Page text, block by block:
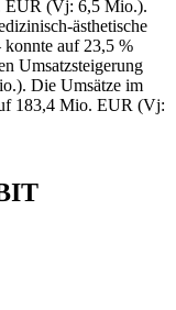
EUR (Vj: 6,5 Mio.).
ästhetische
konnte auf 23,5 %
Umsatzsteigerung
Die Umsätze im
183,4 Mio. EUR (Vj: